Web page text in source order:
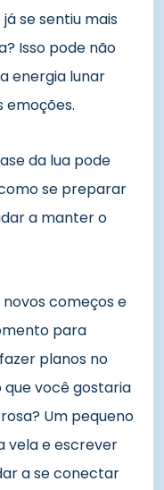
se sentiu mais
Isso pode não
energia lunar
da lua pode
se preparar
a manter o
novos começos e
para
planos no
que você gostaria
Um pequeno
vela e escrever
a se conectar